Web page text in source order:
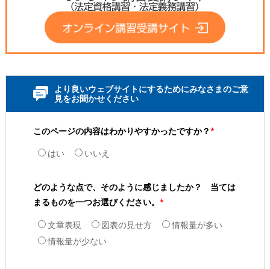
より良いウェブサイトにするためにみなさまのご意
見をお聞かせください
このページの内容はわかりやすかったですか？*
はい いいえ
どのような点で、そのように感じましたか？ 当ては
まるものを一つお選びください。 *
文章表現 図表の見せ方
情報量が多い
情報量が少ない